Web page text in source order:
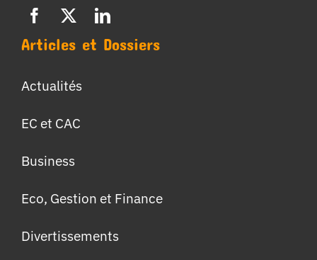
Articles et Dossiers
Actualités
EC et CAC
Business
Eco, Gestion et Finance
Divertissements